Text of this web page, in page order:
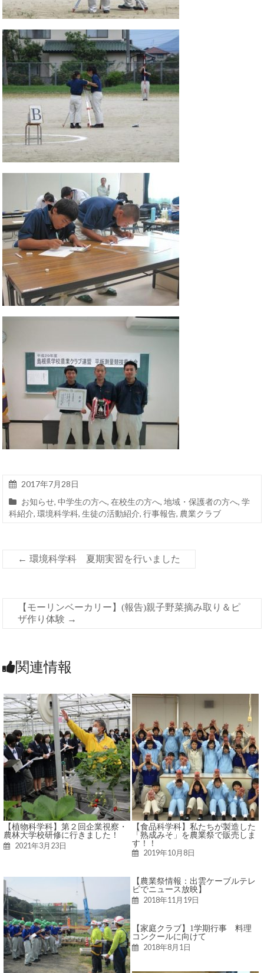
2017年7月28日
お知らせ,中学生の方へ,在校生の方へ,地域・保護者の方へ,学
科紹介,環境科学科,生徒の活動紹介,行事報告, 農業クラブ
← 環境科学科 夏期実習を行いました
【モーリンベーカリー】(報告)親子野菜摘み取り＆ピ
ザ作り体験 →
関連情報
【植物科学科】第２回企業視察・
農林大学校研修に行きました！
2021年3月23日
【食品科学科】私たちが製造した
「熟成みそ」を農業祭で販売しま
す！！
2019年10月8日
【農業祭情報：出雲ケーブルテレ
ビでニュース放映】
2018年11月19日
【家庭クラブ】1学期行事 料理
コンクールに向けて
2018年8月1日